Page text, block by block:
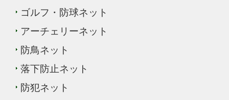
ゴルフ・防球ネット
アーチェリーネット
防鳥ネット
落下防止ネット
防犯ネット